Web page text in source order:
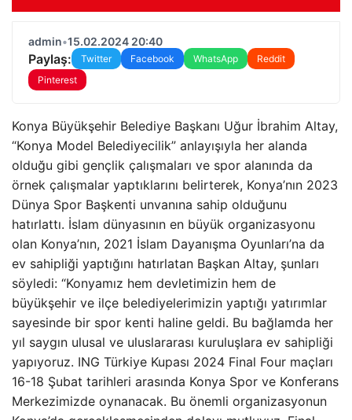
admin•15.02.2024 20:40
Paylaş: Twitter Facebook WhatsApp
Reddit
Pinterest
Konya Büyükşehir Belediye Başkanı Uğur İbrahim Altay,
“Konya Model Belediyecilik” anlayışıyla her alanda
olduğu gibi gençlik çalışmaları ve spor alanında da
örnek çalışmalar yaptıklarını belirterek, Konya’nın 2023
Dünya Spor Başkenti unvanına sahip olduğunu
hatırlattı. İslam dünyasının en büyük organizasyonu
olan Konya’nın, 2021 İslam Dayanışma Oyunları’na da
ev sahipliği yaptığını hatırlatan Başkan Altay, şunları
söyledi: “Konyamız hem devletimizin hem de
büyükşehir ve ilçe belediyelerimizin yaptığı yatırımlar
sayesinde bir spor kenti haline geldi. Bu bağlamda her
yıl saygın ulusal ve uluslararası kuruluşlara ev sahipliği
yapıyoruz. ING Türkiye Kupası 2024 Final Four maçları
16-18 Şubat tarihleri ​​arasında Konya Spor ve Konferans
Merkezimizde oynanacak. Bu önemli organizasyonun